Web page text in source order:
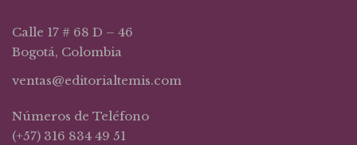
Calle 17 # 68 D – 46
Bogotá, Colombia
ventas@editorialtemis.com
Números de Teléfono
(+57) 316 834 49 51